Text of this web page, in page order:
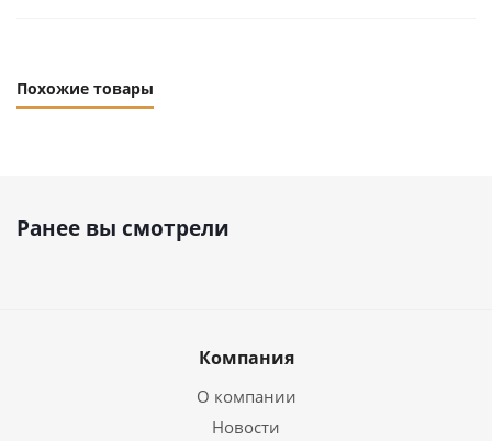
Похожие товары
Ранее вы смотрели
Компания
О компании
Новости